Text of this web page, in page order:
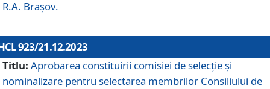
R.A. Brașov.
923/21.12.2023
Titlu: Aprobarea constituirii comisiei de selecție și
nominalizare pentru selectarea membrilor Consiliului de